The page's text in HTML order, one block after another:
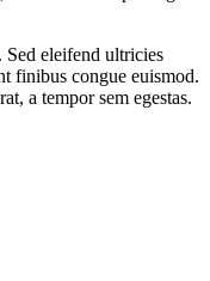
Sed eleifend ultricies
finibus congue euismod.
a tempor sem egestas.